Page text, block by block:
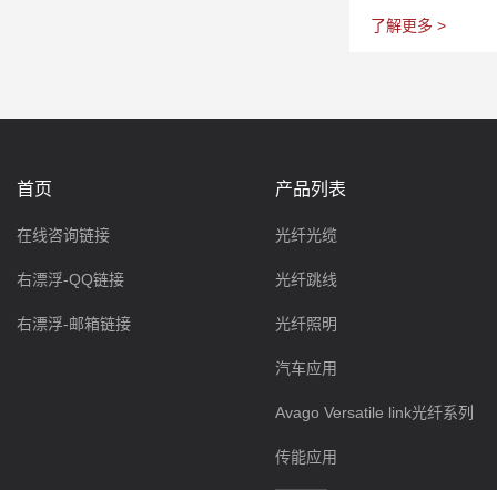
了解更多 >
首页
在线咨询链接
右漂浮-QQ链接
右漂浮-邮箱链接
产品列表
光纤光缆
光纤跳线
光纤照明
汽车应用
Avago Versatile link光纤系列
传能应用